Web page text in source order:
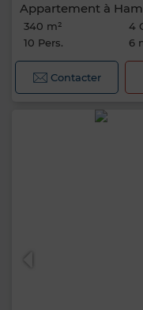
Appartement à
340 m² 4
10 Pers.
6
Contacter